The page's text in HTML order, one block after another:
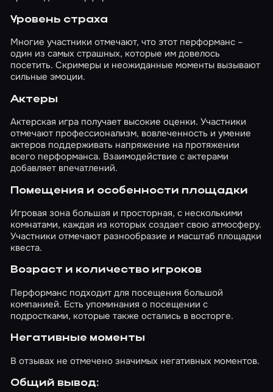
Уровень страха
Многие участники отмечают, что этот перформанс –
один из самых страшных, которые им довелось
посетить. Скримеры и неожиданные моменты вызывают
сильные эмоции.
Актеры
Актерская игра получает высокие оценки. Участники
отмечают профессионализм, вовлеченность и умение
актеров поддерживать напряжение на протяжении
всего перформанса. Взаимодействие с актерами
добавляет впечатлений.
Помещения и особенности площадки
Игровая зона большая и просторная, с несколькими
комнатами, каждая из которых создает свою атмосферу.
Участники отмечают разнообразие и масштаб площадки
квеста.
Возраст и количество игроков
Перформанс подходит для посещения большой
компанией. Есть упоминания о посещении с
подростками, которые также остались в восторге.
Негативные моменты
В отзывах не отмечено значимых негативных моментов.
Общий вывод: